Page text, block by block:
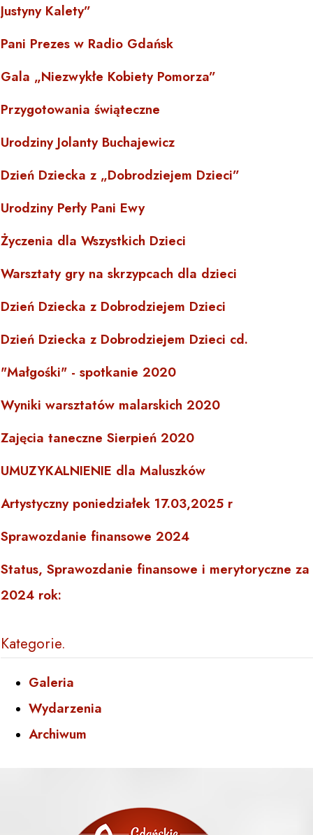
Justyny Kalety”
Pani Prezes w Radio Gdańsk
Gala „Niezwykłe Kobiety Pomorza”
Przygotowania świąteczne
Urodziny Jolanty Buchajewicz
Dzień Dziecka z „Dobrodziejem Dzieci”
Urodziny Perły Pani Ewy
Życzenia dla Wszystkich Dzieci
Warsztaty gry na skrzypcach dla dzieci
Dzień Dziecka z Dobrodziejem Dzieci
Dzień Dziecka z Dobrodziejem Dzieci cd.
"Małgośki" - spotkanie 2020
Wyniki warsztatów malarskich 2020
Zajęcia taneczne Sierpień 2020
UMUZYKALNIENIE dla Maluszków
Artystyczny poniedziałek 17.03,2025 r
Sprawozdanie finansowe 2024
Status, Sprawozdanie finansowe i merytoryczne za
2024 rok:
Kategorie
Galeria
Wydarzenia
Archiwum